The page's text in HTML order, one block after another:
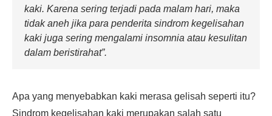
kaki. Karena sering terjadi pada malam hari, maka
tidak aneh jika para penderita sindrom kegelisahan
kaki juga sering mengalami insomnia atau kesulitan
dalam beristirahat”.
Apa yang menyebabkan kaki merasa gelisah seperti itu?
Sindrom kegelisahan kaki merupakan salah satu